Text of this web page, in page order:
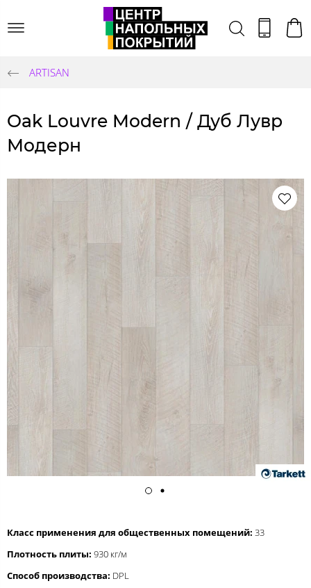
ARTISAN
Oak Louvre Modern / Дуб Лувр
Модерн
Класс применения для общественных помещений: 33
Плотность плиты: 930 кг/м
Способ производства: DPL